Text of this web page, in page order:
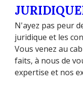
N'ayez pas peur
juridique et les
Vous venez au
faits, à nous de
expertise et nos